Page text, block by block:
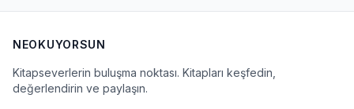
NEOKUYORSUN
Kitapseverlerin buluşma noktası. Kitapları keşfedin,
değerlendirin ve paylaşın.